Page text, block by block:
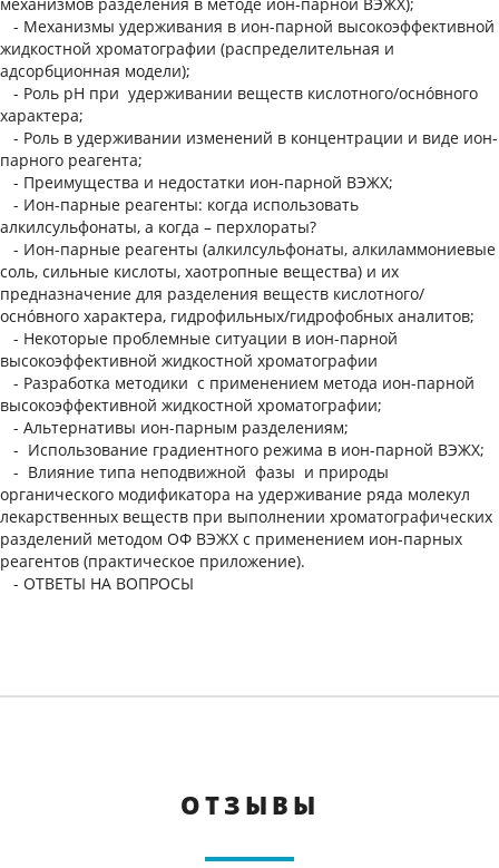
- Механизмы удерживания в ион-парной высокоэффективной
жидкостной хроматографии (распределительная и
адсорбционная модели);
- Роль рН при удерживании веществ кислотного/оснóвного
характера;
- Роль в удерживании изменений в концентрации и виде ион-
парного реагента;
- Преимущества и недостатки ион-парной ВЭЖХ;
- Ион-парные реагенты: когда использовать
алкилсульфонаты, а когда – перхлораты?
- Ион-парные реагенты (алкилсульфонаты, алкиламмониевые
соль, сильные кислоты, хаотропные вещества) и их
предназначение для разделения веществ кислотного/
оснóвного характера, гидрофильных/гидрофобных аналитов;
- Некоторые проблемные ситуации в ион-парной
высокоэффективной жидкостной хроматографии
- Разработка методики с применением метода ион-парной
высокоэффективной жидкостной хроматографии;
- Альтернативы ион-парным разделениям;
- Использование градиентного режима в ион-парной ВЭЖХ;
- Влияние типа неподвижной фазы и природы
органического модификатора на удерживание ряда молекул
лекарственных веществ при выполнении хроматографических
разделений методом ОФ ВЭЖХ с применением ион-парных
реагентов (практическое приложение).
- ОТВЕТЫ НА ВОПРОСЫ
ОТЗЫВЫ